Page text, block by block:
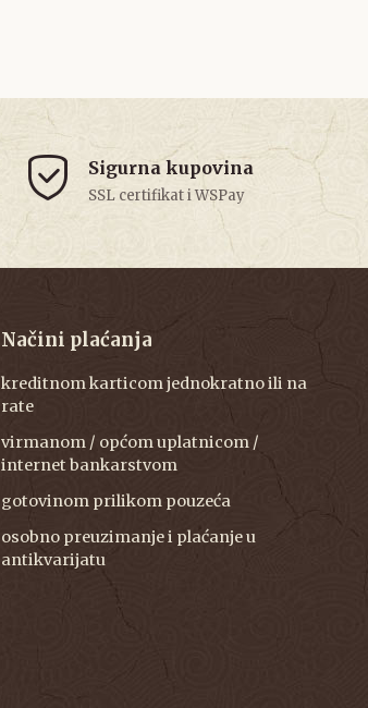
Sigurna kupovina
SSL certifikat i WSPay
Načini plaćanja
kreditnom karticom jednokratno ili na
rate
virmanom / općom uplatnicom /
internet bankarstvom
gotovinom prilikom pouzeća
osobno preuzimanje i plaćanje u
antikvarijatu